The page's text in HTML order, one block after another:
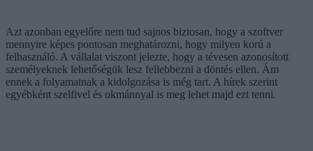
Azt azonban egyelőre nem tud sajnos biztosan, hogy a szoftver
mennyire képes pontosan meghatározni, hogy milyen korú a
felhasználó. A vállalat viszont jelezte, hogy a tévesen azonosított
személyeknek lehetőségük lesz fellebbezni a döntés ellen. Ám
ennek a folyamatnak a kidolgozása is még tart. A hírek szerint
egyébként szelfivel és okmánnyal is meg lehet majd ezt tenni.